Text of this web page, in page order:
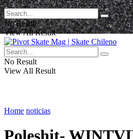
No Result
View All Result
No Result
View All Result
Home noticias